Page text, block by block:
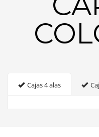
Cajas 4 alas